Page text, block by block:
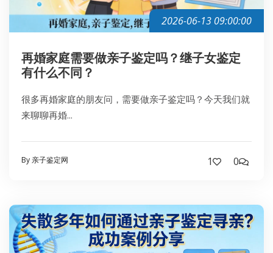
2026-06-13 09:00:00
再婚家庭需要做亲子鉴定吗？继子女鉴定
有什么不同？
很多再婚家庭的朋友问，需要做亲子鉴定吗？今天我们就
来聊聊再婚...
By 亲子鉴定网 1 0